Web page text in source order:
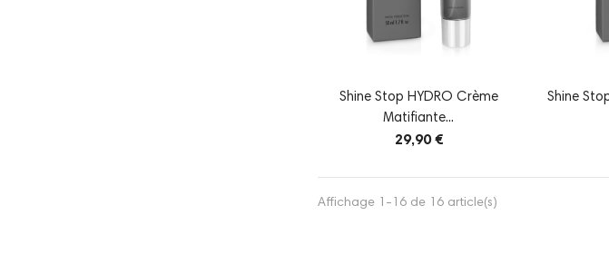
Shine Stop HYDRO Crème
Matifiante...
29,90 €
Shine
Affichage 1-16 de 16 article(s)